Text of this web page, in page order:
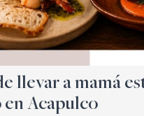
llevar a mamá
en Acapulco